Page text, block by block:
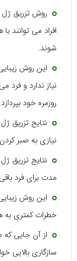
روش تزریق ژل
افراد می توانند
شوند.
این روش
نیاز ندارد و فرد
روزمره خود بپردازد.
نتایج تزریق
نیازی به صبر
نتایج تزریق
مدت برای فرد
این روش
خطرات کمتری به
از آن جایی
سازگاری بالایی